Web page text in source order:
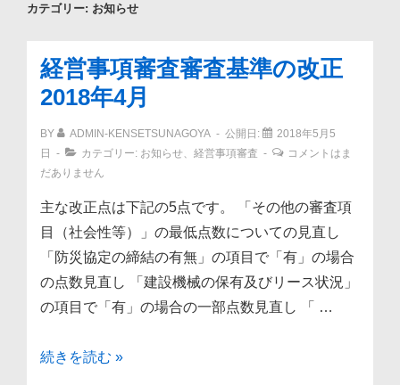
カテゴリー: お知らせ
経営事項審査審査基準の改正
2018年4月
BY ADMIN-KENSETSUNAGOYA 公開日:
2018年5月5
日
カテゴリー: お知らせ、 経営事項審査
コメントはま
だありません
主な改正点は下記の5点です。 「その他の審査項
目（社会性等）」の最低点数についての見直し
「防災協定の締結の有無」の項目で「有」の場合
の点数見直し 「建設機械の保有及びリース状況」
の項目で「有」の場合の一部点数見直し 「 …
経
続きを読む »